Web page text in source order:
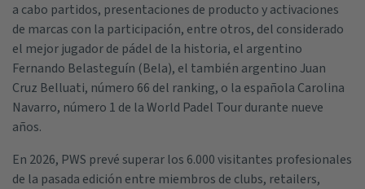
a cabo partidos, presentaciones de producto y activaciones
de marcas con la participación, entre otros, del considerado
el mejor jugador de pádel de la historia, el argentino
Fernando Belasteguín (Bela), el también argentino Juan
Cruz Belluati, número 66 del ranking, o la española Carolina
Navarro, número 1 de la World Padel Tour durante nueve
años.
En 2026, PWS prevé superar los 6.000 visitantes profesionales
de la pasada edición entre miembros de clubs, retailers,